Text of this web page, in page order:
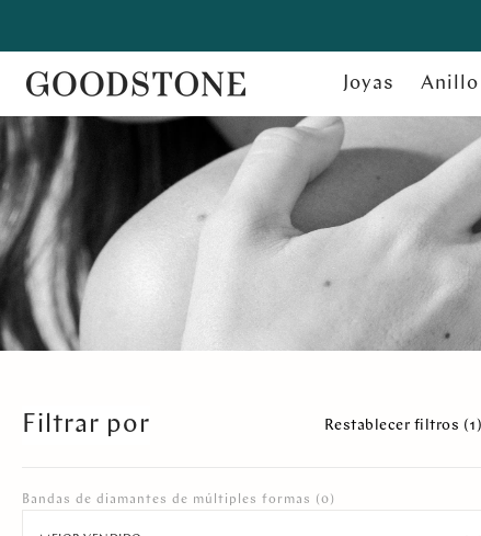
Joyas Anillo
Filtrar por Restablecer filtros (1 )
Bandas de diamantes de múltiples formas (0)